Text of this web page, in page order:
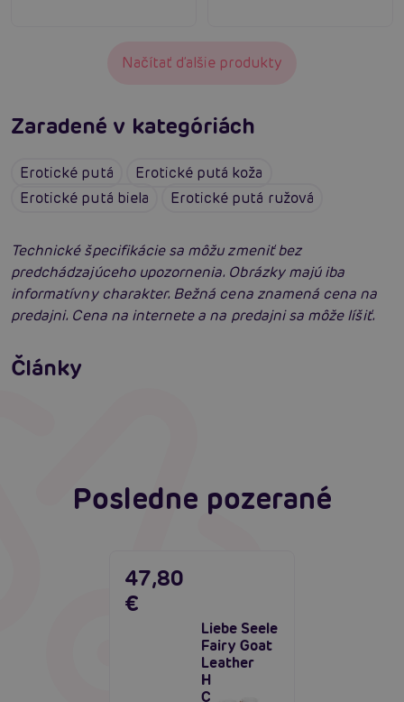
Načítať ďalšie produkty
Zaradené v kategóriách
Erotické putá
Erotické putá koža
Erotické putá biela
Erotické putá ružová
Technické špecifikácie sa môžu zmeniť bez
predchádzajúceho upozornenia. Obrázky majú iba
informatívny charakter. Bežná cena znamená cena na
predajni. Cena na internete a na predajni sa môže líšiť.
Články
dospelých
Čítať viacej
Ako na bondage? Zväzovanie tela alebo čo je
bondáž
Posledne pozerané
Liebe Seele
Fairy Goat
Leather
Hand
Cuffs
47,80
€